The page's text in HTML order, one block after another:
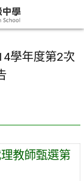
學年度第2次
教師甄選第